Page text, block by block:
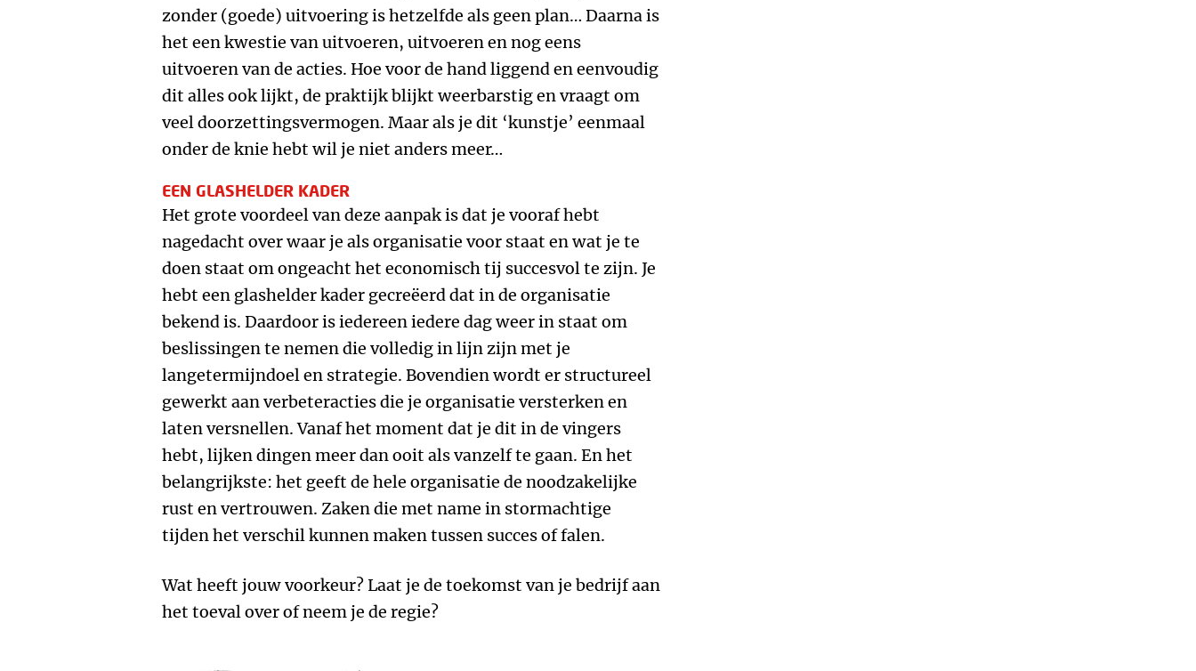
zonder (goede) uitvoering is hetzelfde als geen plan… Daarna is
het een kwestie van uitvoeren, uitvoeren en nog eens
uitvoeren van de acties. Hoe voor de hand liggend en eenvoudig
dit alles ook lijkt, de praktijk blijkt weerbarstig en vraagt om
veel doorzettingsvermogen. Maar als je dit ‘kunstje’ eenmaal
onder de knie hebt wil je niet anders meer…
EEN GLASHELDER KADER
Het grote voordeel van deze aanpak is dat je vooraf hebt
nagedacht over waar je als organisatie voor staat en wat je te
doen staat om ongeacht het economisch tij succesvol te zijn. Je
hebt een glashelder kader gecreëerd dat in de organisatie
bekend is. Daardoor is iedereen iedere dag weer in staat om
beslissingen te nemen die volledig in lijn zijn met je
langetermijndoel en strategie. Bovendien wordt er structureel
gewerkt aan verbeteracties die je organisatie versterken en
laten versnellen. Vanaf het moment dat je dit in de vingers
hebt, lijken dingen meer dan ooit als vanzelf te gaan. En het
belangrijkste: het geeft de hele organisatie de noodzakelijke
rust en vertrouwen. Zaken die met name in stormachtige
tijden het verschil kunnen maken tussen succes of falen.
Wat heeft jouw voorkeur? Laat je de toekomst van je bedrijf aan
het toeval over of neem je de regie?